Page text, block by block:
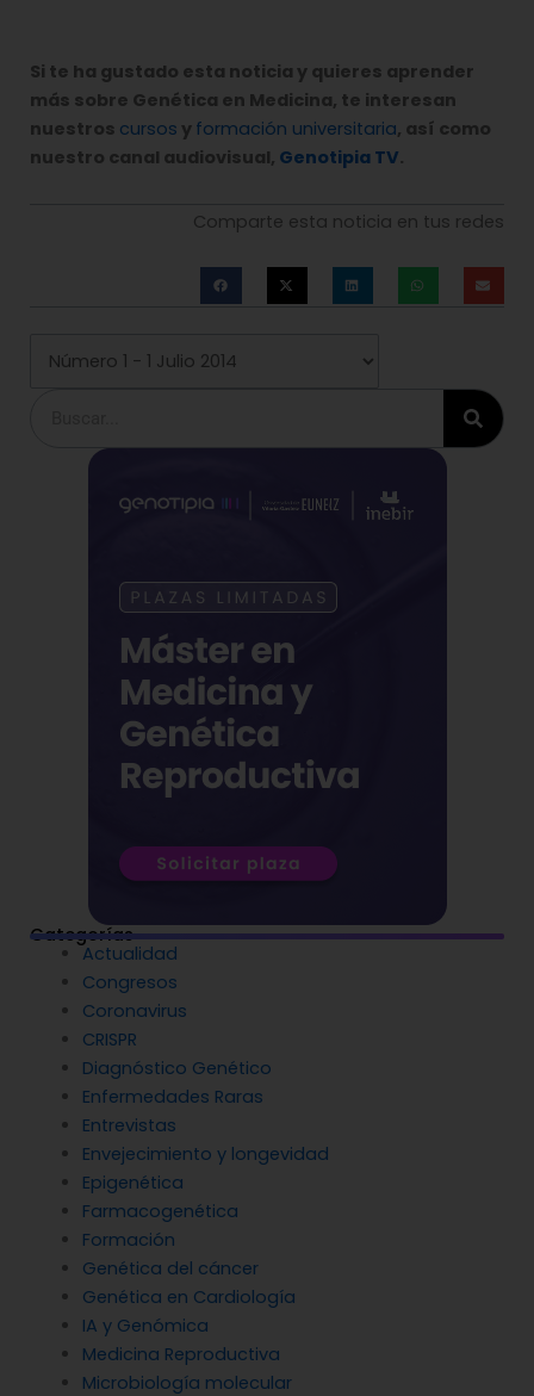
Si te ha gustado esta noticia y quieres aprender
más sobre Genética en Medicina, te interesan
nuestros cursos y formación universitaria, así como
nuestro canal audiovisual, Genotipia TV.
Comparte esta noticia en tus redes
Categorías
Actualidad
Congresos
Coronavirus
CRISPR
Diagnóstico Genético
Enfermedades Raras
Entrevistas
Envejecimiento y longevidad
Epigenética
Farmacogenética
Formación
Genética del cáncer
Genética en Cardiología
IA y Genómica
Medicina Reproductiva
Microbiología molecular